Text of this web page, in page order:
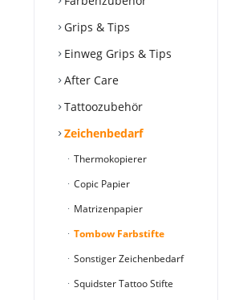
Grips & Tips
Einweg Grips & Tips
After Care
Tattoozubehör
Zeichenbedarf
Thermokopierer
Copic Papier
Matrizenpapier
Tombow Farbstifte
Sonstiger Zeichenbedarf
Squidster Tattoo Stifte